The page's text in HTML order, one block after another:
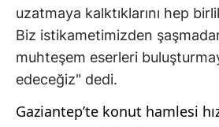
uzatmaya kalktıklarını hep
Biz istikametimizden
muhteşem eserleri
edeceğiz" dedi.
Gaziantep’te konut hamlesi